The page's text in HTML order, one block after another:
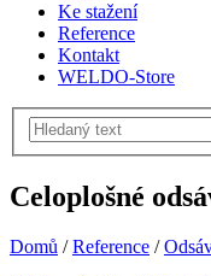
Ke stažení
Reference
Kontakt
WELDO-Store
Celoplošné
Domů /Reference /